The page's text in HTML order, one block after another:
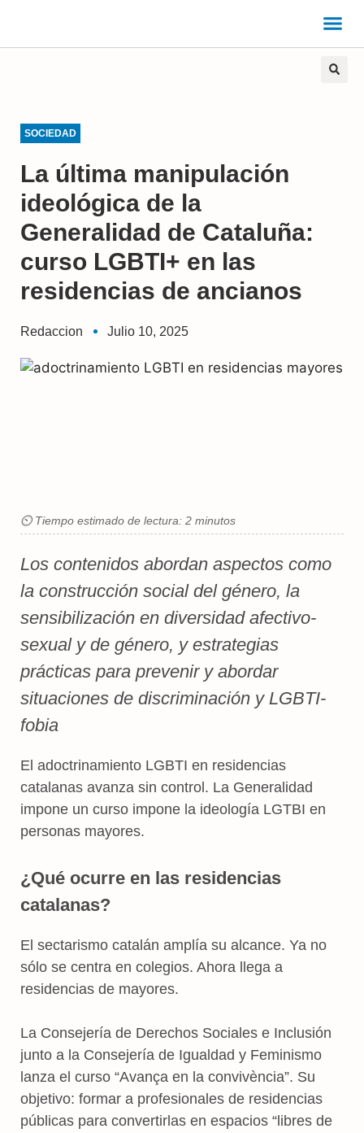
SOCIEDAD
La última manipulación
ideológica de la
Generalidad de Cataluña:
curso LGBTI+ en las
residencias de ancianos
Redaccion Julio 10, 2025
⏲ Tiempo estimado de lectura: 2 minutos
Los contenidos abordan aspectos como
la construcción social del género, la
sensibilización en diversidad afectivo-
sexual y de género, y estrategias
prácticas para prevenir y abordar
situaciones de discriminación y LGBTI-
fobia
El adoctrinamiento LGBTI en residencias
catalanas avanza sin control. La Generalidad
impone un curso impone la ideología LGTBI en
personas mayores.
¿Qué ocurre en las residencias
catalanas?
El sectarismo catalán amplía su alcance. Ya no
sólo se centra en colegios. Ahora llega a
residencias de mayores.
La Consejería de Derechos Sociales e Inclusión
junto a la Consejería de Igualdad y Feminismo
lanza el curso “Avança en la convivència”. Su
objetivo: formar a profesionales de residencias
públicas para convertirlas en espacios “libres de